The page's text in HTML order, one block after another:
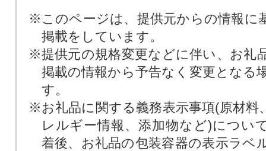
※このページは、提供元からの情報に
掲載をしています。
※提供元の規格変更などに伴い、お礼
掲載の情報から予告なく変更となる
す。
※お礼品に関する義務表示事項(原材料
レルギー情報、添加物など)につい
着後、お礼品の包装容器の表示ラベ